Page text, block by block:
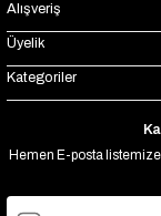
Alışveriş
Üyelik
Kategoriler
Hemen E-posta